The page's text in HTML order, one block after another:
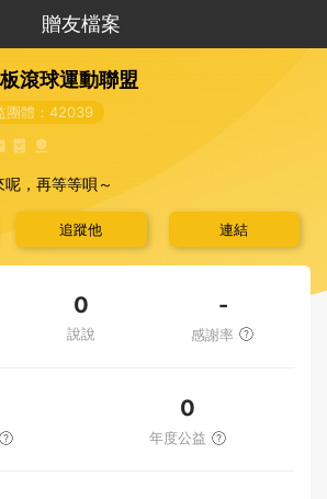
贈友檔案
滾球運動聯盟
團體：42039
，再等等唄～
追蹤他 連結
0
說說
-
感謝率
0
年度公益